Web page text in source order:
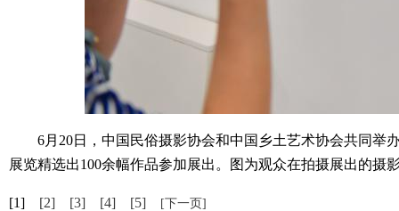
6月20日，中国民俗摄影协会和中国乡土艺术协会共同举
展览精选出100余幅作品参加展出。图为观众在拍摄展出的摄
[1] [2] [3] [4] [5] [下一页]